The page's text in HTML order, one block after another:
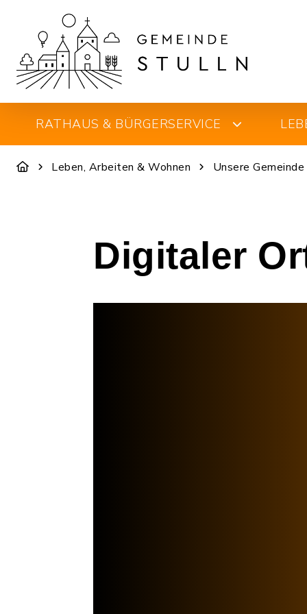
RATHAUS & BÜRGERSERVICE
Leben, Arbeiten & Wohnen Unsere Gemeinde
Digitaler